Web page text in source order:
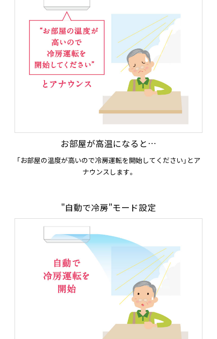
お部屋が高温になると…
「お部屋の温度が高いので冷房運転を開始してください」とア
ナウンスします。
"自動で冷房"モード設定